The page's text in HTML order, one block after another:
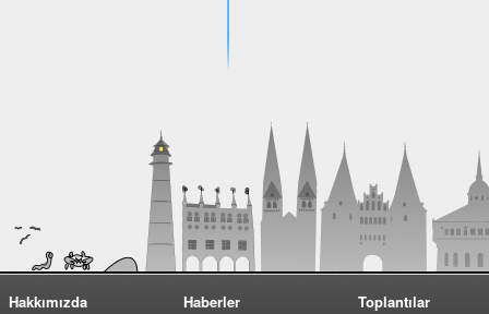
Hakkımızda
Haberler
Toplantılar